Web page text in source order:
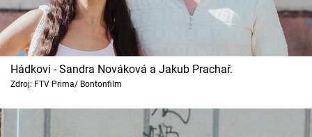
Celebrity
Vztahy
Seriály
Horoskopy
Hádkovi - Sandra Nováková a Jakub Prachař.
Zdroj: FTV Prima/ Bontonfilm